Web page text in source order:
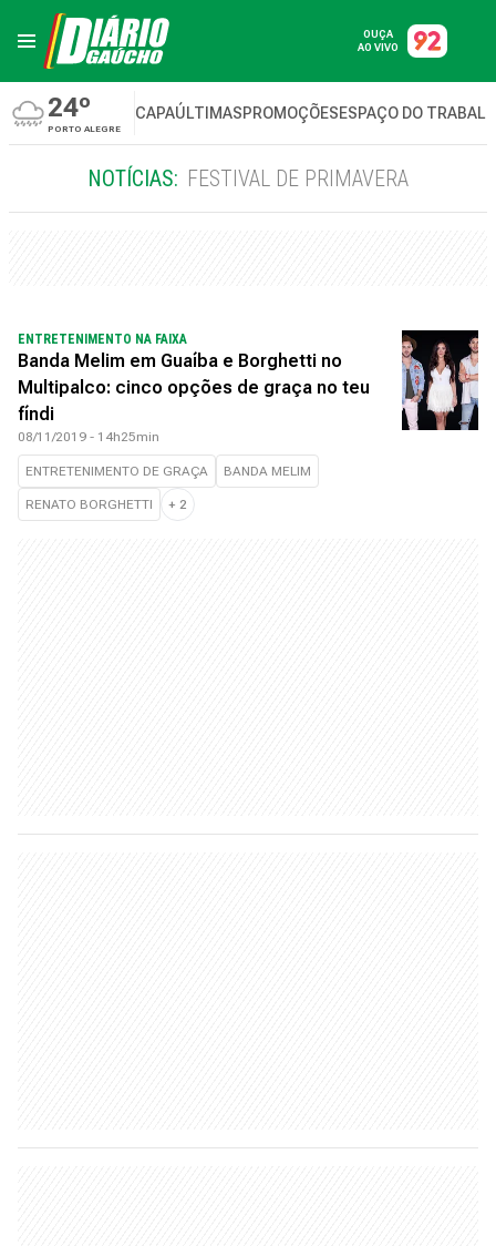
OUÇA
AO VIVO
24º
PORTO ALEGRE
CAPAÚLTIMASPROMOÇÕESESPAÇO DO
NOTÍCIAS: FESTIVAL DE PRIMAVERA
ENTRETENIMENTO NA FAIXA
Banda Melim em Guaíba e Borghetti no
Multipalco: cinco opções de graça no teu
fíndi
08/11/2019 - 14h25min
ENTRETENIMENTO DE GRAÇA BANDA MELIM
RENATO BORGHETTI + 2